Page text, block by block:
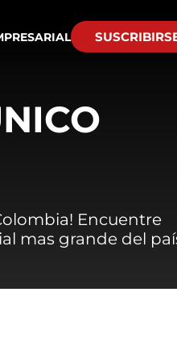
Encuentre
mas grande del